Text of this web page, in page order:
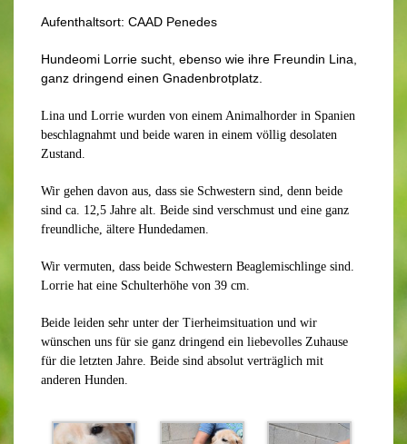
Aufenthaltsort: CAAD Penedes
Hundeomi Lorrie sucht, ebenso wie ihre Freundin Lina,
ganz dringend einen Gnadenbrotplatz.
Lina und Lorrie wurden von einem Animalhorder in Spanien
beschlagnahmt und beide waren in einem völlig desolaten
Zustand.
Wir gehen davon aus, dass sie Schwestern sind, denn beide
sind ca. 12,5 Jahre alt. Beide sind verschmust und eine ganz
freundliche, ältere Hundedamen.
Wir vermuten, dass beide Schwestern Beaglemischlinge sind.
Lorrie hat eine Schulterhöhe von 39 cm.
Beide leiden sehr unter der Tierheimsituation und wir
wünschen uns für sie ganz dringend ein liebevolles Zuhause
für die letzten Jahre. Beide sind absolut verträglich mit
anderen Hunden.